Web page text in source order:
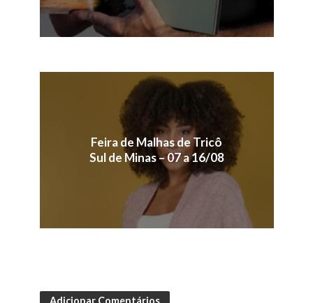
Feira de Malhas de Tricô
Sul de Minas – 07 a 16/08
Adicionar Comentários